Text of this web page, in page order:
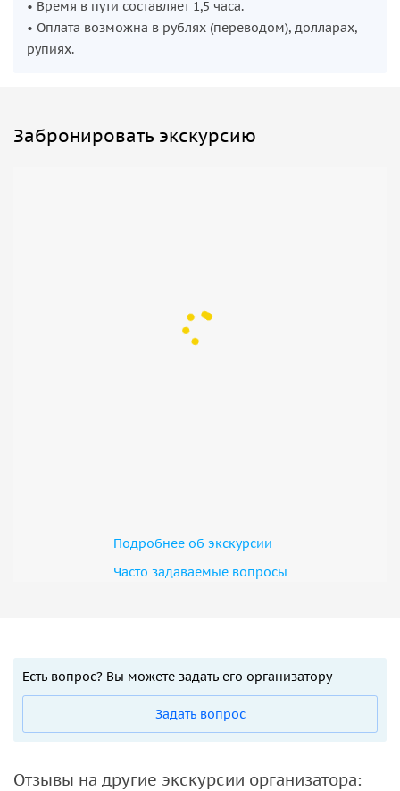
• Время в пути составляет 1,5 часа.
• Оплата возможна в рублях (переводом), долларах,
рупиях.
Забронировать экскурсию
Подробнее об экскурсии
Часто задаваемые вопросы
Есть вопрос? Вы можете задать его организатору
Задать вопрос
Отзывы на другие экскурсии организатора: